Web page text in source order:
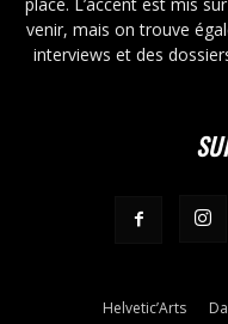
venir, mais on trouve
interviews et des
Helvetic’Arts